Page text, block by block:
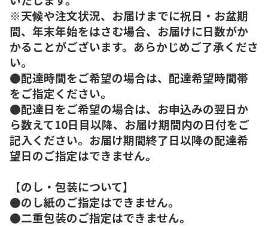
※天候や注文状況、お届けまでに祝日・お盆期
間、年末年始をはさむ場合、お届けに日数がか
かることがございます。あらかじめご了承くださ
い。
●配達時間をご希望の場合は、配達希望時間帯
をご指定ください。
●配達日をご希望の場合は、お申込みの翌日か
ら数えて10日目以降、お届け期間内の日付をご
記入ください。お届け期間終了日以降の配達希
望日のご指定はできません。
【のし・包装について】
●のし紙のご指定はできません。
●二重包装のご指定はできません。